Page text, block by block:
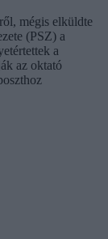
mégis elküldte
(PSZ) a
a
az oktató